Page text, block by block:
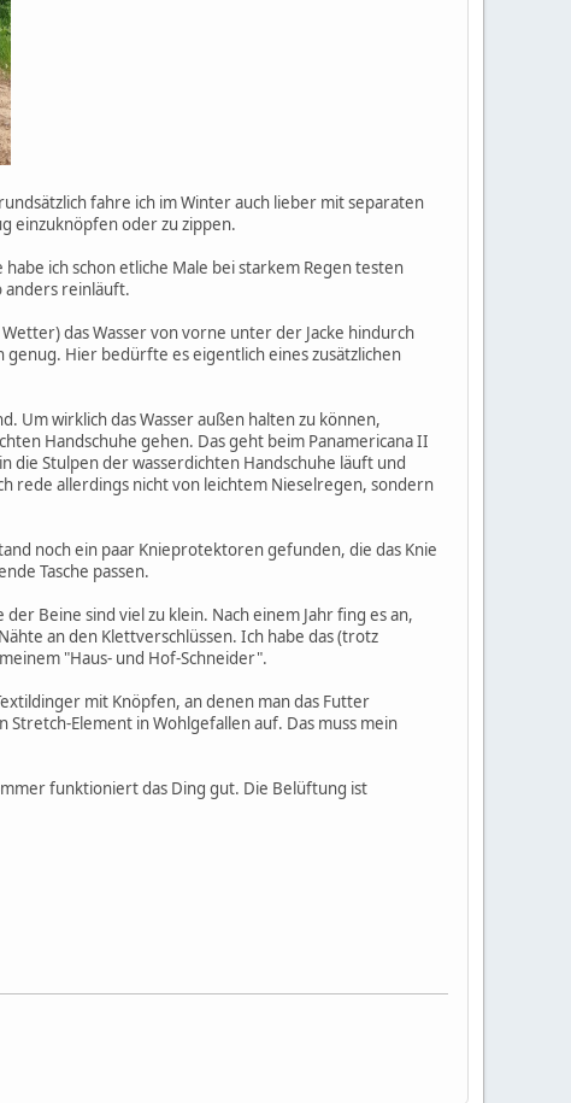
fahre ich im Winter auch lieber mit separaten
einzuknöpfen oder zu zippen.
ich schon etliche Male bei starkem Regen testen
anders reinläuft.
das Wasser von vorne unter der Jacke hindurch
Hier bedürfte es eigentlich eines zusätzlichen
Um wirklich das Wasser außen halten zu können,
Handschuhe gehen. Das geht beim Panamericana II
die Stulpen der wasserdichten Handschuhe läuft und
rede allerdings nicht von leichtem Nieselregen, sondern
noch ein paar Knieprotektoren gefunden, die das Knie
Tasche passen.
Beine sind viel zu klein. Nach einem Jahr fing es an,
an den Klettverschlüssen. Ich habe das (trotz
"Haus- und Hof-Schneider".
mit Knöpfen, an denen man das Futter
Element in Wohlgefallen auf. Das muss mein
funktioniert das Ding gut. Die Belüftung ist